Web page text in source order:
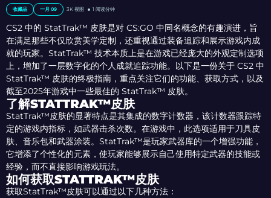
收藏品 一月 09 3K 视图 1 阅读分钟
CS2 中的 StatTrak™ 皮肤是对 CS:GO 中同名概念的有趣演进，旨
在满足那些不仅欣赏美学定制，还重视通过装备追踪和展示游戏内成
就的玩家。StatTrak™ 技术本质上是在游戏已经庞大的外观定制选项
上，增加了一层数字化的个人成就追踪功能。以下是一份关于 CS2 中
StatTrak™ 皮肤的终极指南，重点关注它们的功能、获取方式，以及
截至2025年游戏中一些最佳的 StatTrak™ 皮肤。
了解STATTRAK™皮肤
StatTrak™皮肤的显著特点是其集成的数字计数器，该计数器跟踪特
定的游戏内指标，如武器击杀次数。在游戏中，此选项适用于刀具皮
肤、音乐包和武器涂装。StatTrak™是玩家武器库的一个增强功能，
它增添了个性化的元素，使玩家能够展示自己使用特定武器的技能或
经验，而不直接影响游戏玩法。
如何获取STATTRAK™皮肤
获取StatTrak™皮肤可以通过以下几种方法：